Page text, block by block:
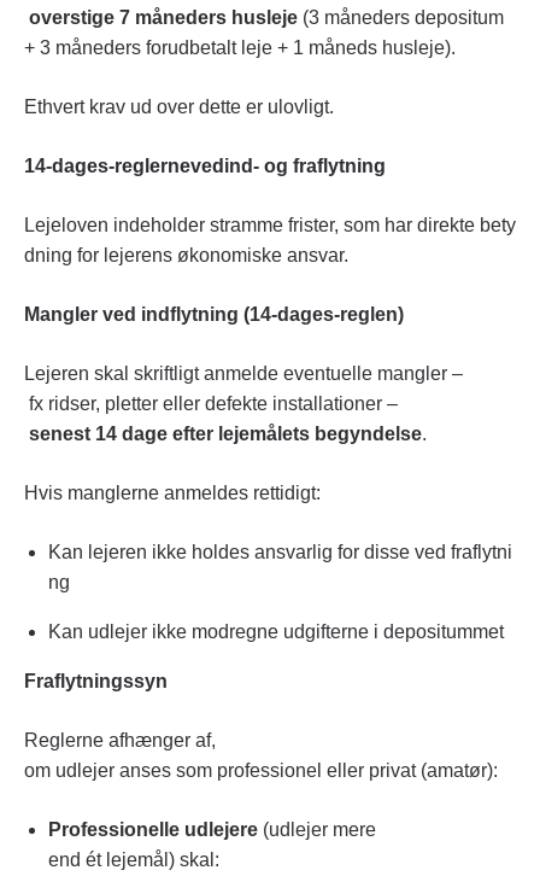
overstige 7 måneders husleje (3 måneders depositum
+ 3 måneders forudbetalt leje + 1 måneds husleje).
Ethvert krav ud over dette er ulovligt.
14-dages-reglernevedind- og fraflytning
Lejeloven indeholder stramme frister, som har direkte bety
dning for lejerens økonomiske ansvar.
Mangler ved indflytning (14-dages-reglen)
Lejeren skal skriftligt anmelde eventuelle mangler –
fx ridser, pletter eller defekte installationer –
senest 14 dage efter lejemålets begyndelse.
Hvis manglerne anmeldes rettidigt:
Kan lejeren ikke holdes ansvarlig for disse ved fraflytni
ng
Kan udlejer ikke modregne udgifterne i depositummet
Fraflytningssyn
Reglerne afhænger af,
om udlejer anses som professionel eller privat (amatør):
Professionelle udlejere (udlejer mere
end ét lejemål) skal: